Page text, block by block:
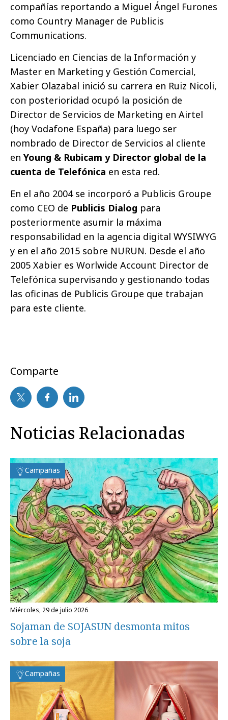
compañías reportando a Miguel Ángel Furones
como Country Manager de Publicis
Communications.
Licenciado en Ciencias de la Información y
Master en Marketing y Gestión Comercial,
Xabier Olazabal inició su carrera en Ruiz Nicoli,
con posterioridad ocupó la posición de
Director de Servicios de Marketing en Airtel
(hoy Vodafone España) para luego ser
nombrado de Director de Servicios al cliente
en Young & Rubicam y Director global de la
cuenta de Telefónica en esta red.
En el año 2004 se incorporó a Publicis Groupe
como CEO de Publicis Dialog para
posteriormente asumir la máxima
responsabilidad en la agencia digital WYSIWYG
y en el año 2015 sobre NURUN. Desde el año
2005 Xabier es Worlwide Account Director de
Telefónica supervisando y gestionando todas
las oficinas de Publicis Groupe que trabajan
para este cliente.
Comparte
Noticias Relacionadas
Campañas
miércoles, 29 de julio 2026
Sojaman de SOJASUN desmonta mitos
sobre la soja
Campañas